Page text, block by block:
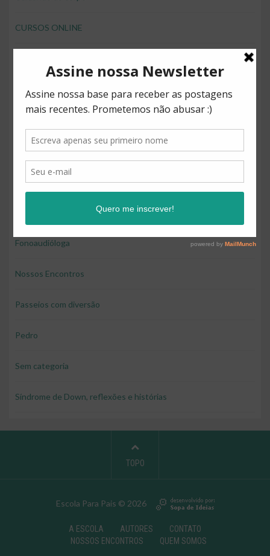
CURSOS ONLINE
Direitos
Educação
Educação e diversão
Educação financeira para crianças
Fonoaudióloga
Nossos Encontros
Passeios com diversão
Pedro
Sem categoria
Síndrome de Down, reflexões e histórias
Escola Para Pais © 2026
A ESCOLA AUTORES
CONTATO
NOSSOS ENCONTROS
QUEM SOMOS
TOPO